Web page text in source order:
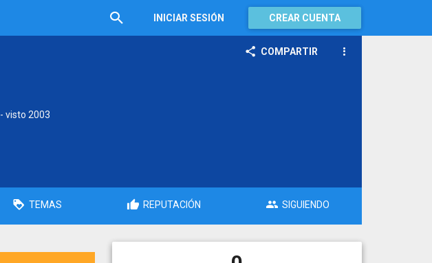
INICIAR SESIÓN CREAR CUENTA
COMPARTIR
- visto 2003
TEMAS REPUTACIÓN SIGUIENDO